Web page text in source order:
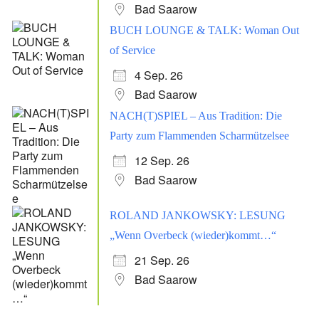
Bad Saarow
BUCH LOUNGE & TALK: Woman Out
of Service
4 Sep. 26
Bad Saarow
NACH(T)SPIEL – Aus Tradition: Die
Party zum Flammenden Scharmützelsee
12 Sep. 26
Bad Saarow
ROLAND JANKOWSKY: LESUNG
„Wenn Overbeck (wieder)kommt…“
21 Sep. 26
Bad Saarow